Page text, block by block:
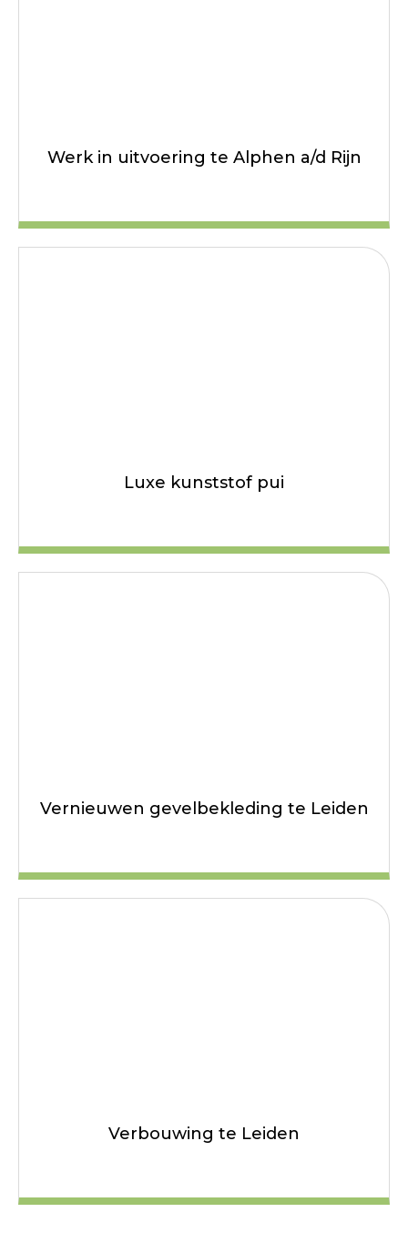
Werk in uitvoering te Alphen a/d Rijn
Luxe kunststof pui
Vernieuwen gevelbekleding te Leiden
Verbouwing te Leiden